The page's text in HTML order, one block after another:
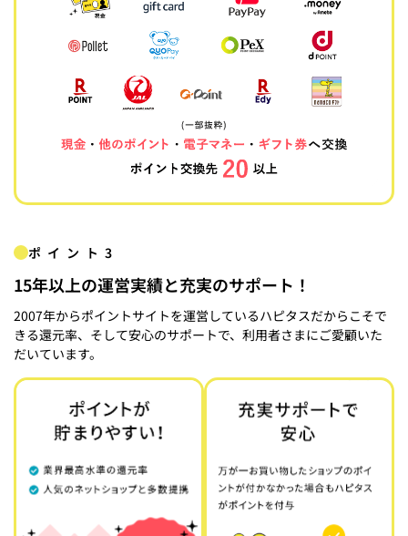
ポイント3
15年以上の運営実績と充実のサポート！
2007年からポイントサイトを運営しているハピタスだからこそで
きる還元率、そして安心のサポートで、利用者さまにご愛顧いた
だいています。